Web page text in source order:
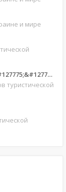
и мире
туристической